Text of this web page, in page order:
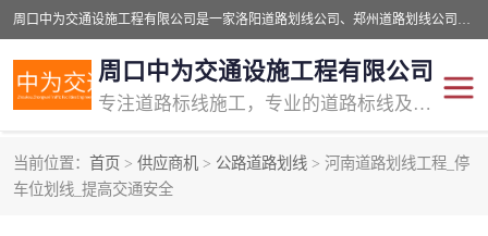
周口中为交通设施工程有限公司是一家洛阳道路划线公司、郑州道路划线公司、平顶山道路车位划线公司、开封车位划线公司、许昌道路车位划线公司、漯河道路车位划线公司，公司始终坚持“诚信、匠心、专注”的宗旨；我们的经营理念是：的服务。
周口中为交通设施工程有限公司
专注道路标线施工，专业的道路标线及交通设施施工服务商!
当前位置： 首页 > 供应商机 > 公路道路划线 > 河南道路划线工程_停
车位划线_提高交通安全
交通道路标线